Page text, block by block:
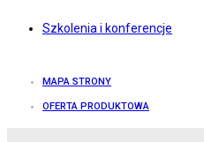
Szkolenia i konferencje
MAPA STRONY
OFERTA PRODUKTOWA